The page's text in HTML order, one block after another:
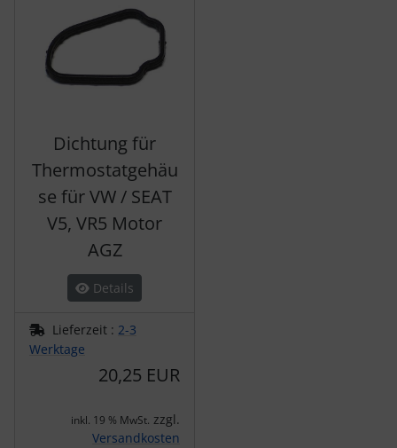
Dichtung für
Thermostatgehäu
se für VW / SEAT
V5, VR5 Motor
AGZ
Details
Lieferzeit : 2-3
Werktage
20,25 EUR
inkl. 19 % MwSt. zzgl.
Versandkosten